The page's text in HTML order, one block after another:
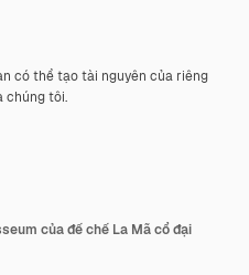
có thể tạo tài nguyên của riêng
chúng tôi.
của đế chế La Mã cổ đại